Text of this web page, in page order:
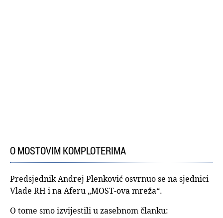
O MOSTOVIM KOMPLOTERIMA
Predsjednik Andrej Plenković osvrnuo se na sjednici
Vlade RH i na Aferu „MOST-ova mreža“.
O tome smo izvijestili u zasebnom članku: